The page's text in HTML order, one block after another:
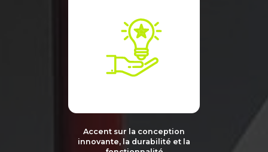
Accent sur la conception
innovante, la durabilité et la